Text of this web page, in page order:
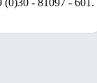
(0)30 - 81097 - 601.